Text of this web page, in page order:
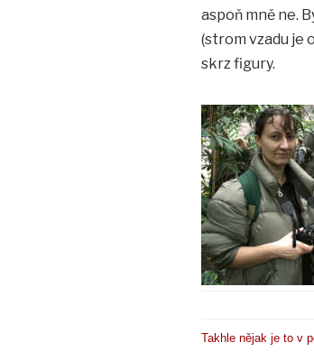
aspoň mně ne.
(strom vzadu je
skrz figury.
Takhle nějak je to v